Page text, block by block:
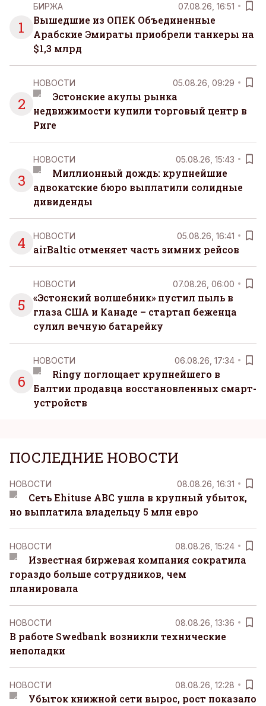
1
БИРЖА 07.08.26, 16:51
Вышедшие из ОПЕК Объединенные
Арабские Эмираты приобрели танкеры на
$1,3 млрд
2
НОВОСТИ 05.08.26, 09:29
Эстонские акулы рынка
недвижимости купили торговый центр в
Риге
3
НОВОСТИ 05.08.26, 15:43
Миллионный дождь: крупнейшие
адвокатские бюро выплатили солидные
дивиденды
4 НОВОСТИ 05.08.26, 16:41
airBaltic отменяет часть зимних рейсов
5
НОВОСТИ 07.08.26, 06:00
«Эстонский волшебник» пустил пыль в
глаза США и Канаде – стартап беженца
сулил вечную батарейку
6
НОВОСТИ 06.08.26, 17:34
Ringy поглощает крупнейшего в
Балтии продавца восстановленных смарт-
устройств
ПОСЛЕДНИЕ НОВОСТИ
НОВОСТИ 08.08.26, 16:31
Сеть Ehituse ABC ушла в крупный убыток,
но выплатила владельцу 5 млн евро
НОВОСТИ 08.08.26, 15:24
Известная биржевая компания сократила
гораздо больше сотрудников, чем
планировала
НОВОСТИ 08.08.26, 13:36
В работе Swedbank возникли технические
неполадки
НОВОСТИ 08.08.26, 12:28
Убыток книжной сети вырос, рост показало